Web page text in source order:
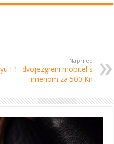
Naprijed
F1- dvojezgreni mobitel s
imenom za 500 Kn